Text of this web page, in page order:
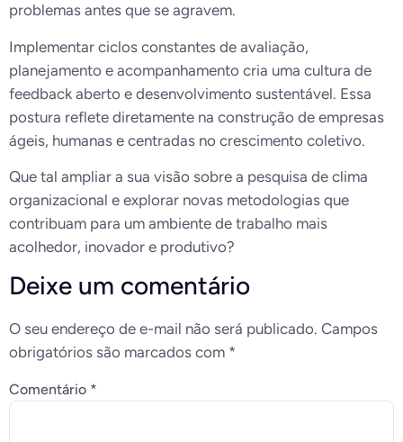
problemas antes que se agravem.
Implementar ciclos constantes de avaliação,
planejamento e acompanhamento cria uma cultura de
feedback aberto e desenvolvimento sustentável. Essa
postura reflete diretamente na construção de empresas
ágeis, humanas e centradas no crescimento coletivo.
Que tal ampliar a sua visão sobre a pesquisa de clima
organizacional e explorar novas metodologias que
contribuam para um ambiente de trabalho mais
acolhedor, inovador e produtivo?
Deixe um comentário
O seu endereço de e-mail não será publicado. Campos
obrigatórios são marcados com *
Comentário *